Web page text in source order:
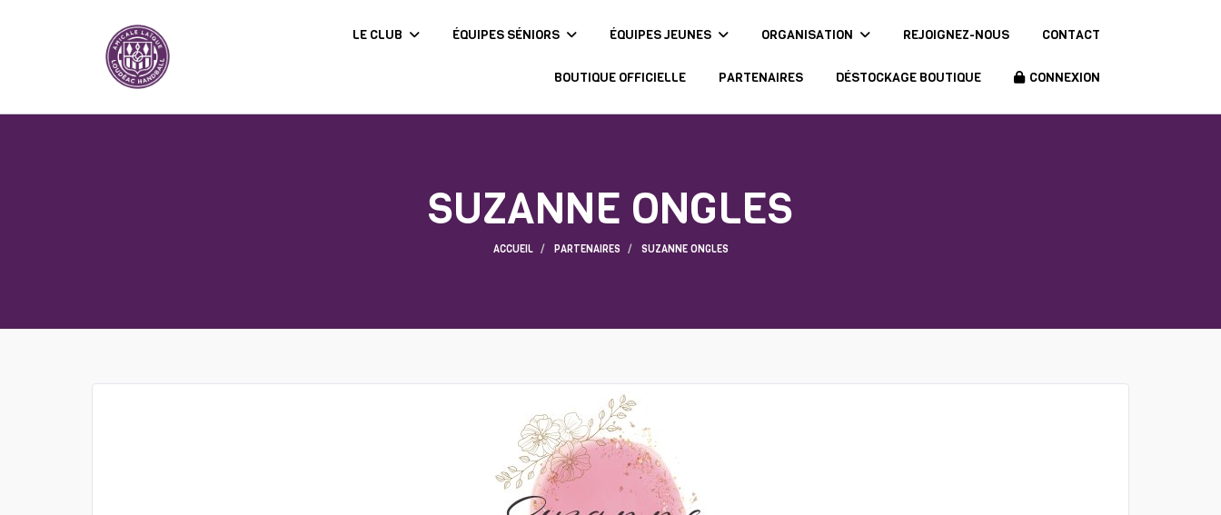
LE CLUB ÉQUIPES SÉNIORS ÉQUIPES JEUNES ORGANISATION REJOIGNEZ-NOUS CONTACT
BOUTIQUE OFFICIELLE PARTENAIRES DÉSTOCKAGE BOUTIQUE CONNEXION
SUZANNE ONGLES
ACCUEIL PARTENAIRES SUZANNE ONGLES